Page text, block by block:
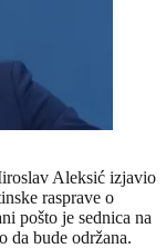
Aleksić izjavio
rasprave o
pošto je sednica na
da bude održana.